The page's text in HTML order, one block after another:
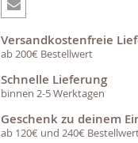
Versandkostenfreie
ab 200€ Bestellwert
Schnelle Lieferung
binnen 2-5 Werktagen
Geschenk zu deinem
ab 120€ und 240€